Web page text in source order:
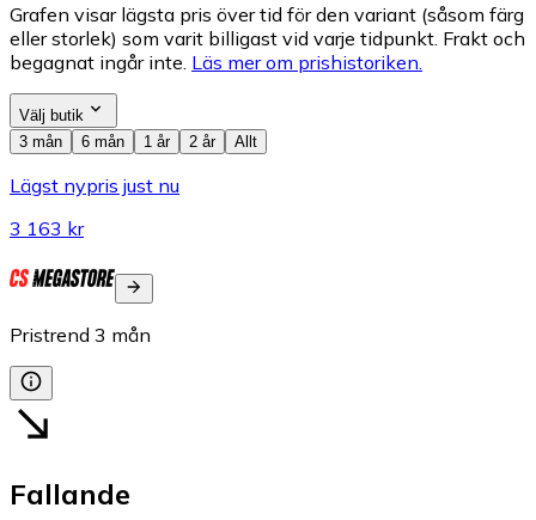
Grafen visar lägsta pris över tid för den variant (såsom färg
eller storlek) som varit billigast vid varje tidpunkt. Frakt och
begagnat ingår inte. Läs mer om prishistoriken.
Välj butik
3 mån
6 mån 1 år 2 år Allt
Lägst nypris just nu
3 163 kr
Pristrend 3 mån
Fallande